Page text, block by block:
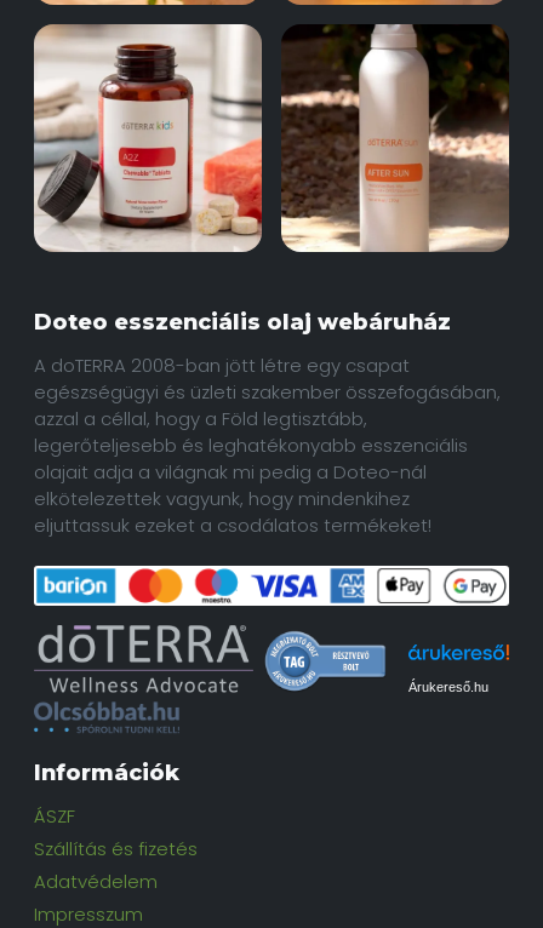
Doteo esszenciális olaj webáruház
A doTERRA 2008-ban jött létre egy csapat
egészségügyi és üzleti szakember összefogásában,
azzal a céllal, hogy a Föld legtisztább,
legerőteljesebb és leghatékonyabb esszenciális
olajait adja a világnak mi pedig a Doteo-nál
elkötelezettek vagyunk, hogy mindenkihez
eljuttassuk ezeket a csodálatos termékeket!
Árukereső.hu
Információk
ÁSZF
Szállítás és fizetés
Adatvédelem
Impresszum